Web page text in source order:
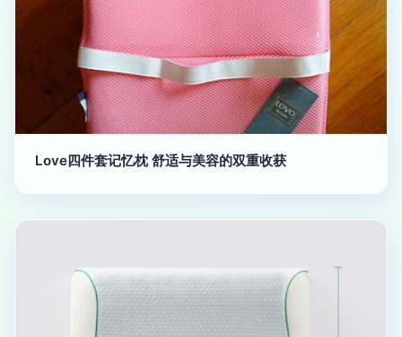
Love四件套记忆枕 舒适与美容的双重收获